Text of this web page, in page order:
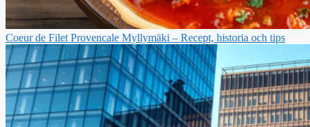
Coeur de Filet Provencale Myllymäki – Recept, historia och tips